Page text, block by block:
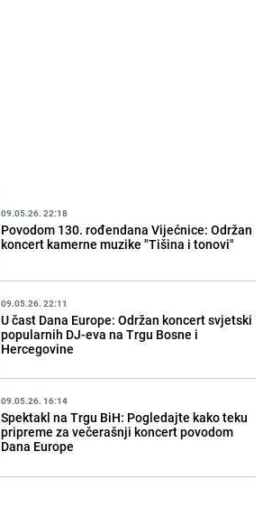
09.05.26. 22:18
Povodom 130. rođendana Vijećnice: Održan
koncert kamerne muzike "Tišina i tonovi"
09.05.26. 22:11
U čast Dana Europe: Održan koncert svjetski
popularnih DJ-eva na Trgu Bosne i
Hercegovine
09.05.26. 16:14
Spektakl na Trgu BiH: Pogledajte kako teku
pripreme za večerašnji koncert povodom
Dana Europe